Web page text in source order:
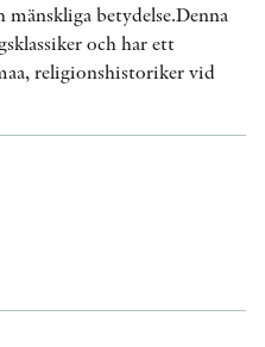
betydelse.Denna
och har ett
religionshistoriker vid